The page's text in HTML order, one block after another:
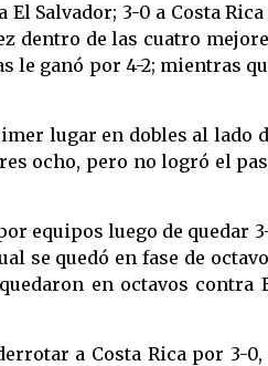
Salvador; 3-0 a Costa Rica
dentro de las cuatro
le ganó por 4-2; mientras
lugar en dobles al lado
ocho, pero no logró el
equipos luego de quedar
se quedó en fase de
en octavos contra
a Costa Rica por 3-0,